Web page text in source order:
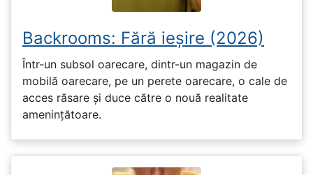
Backrooms: Fără ieșire (2026)
Într-un subsol oarecare, dintr-un magazin de
mobilă oarecare, pe un perete oarecare, o cale de
acces răsare și duce către o nouă realitate
amenințătoare.